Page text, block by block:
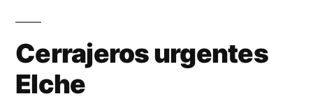
Cerrajeros urgentes
Elche